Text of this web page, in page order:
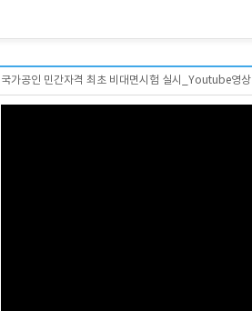
국가공인 민간자격 최초 비대면시험 실시_Youtube영상